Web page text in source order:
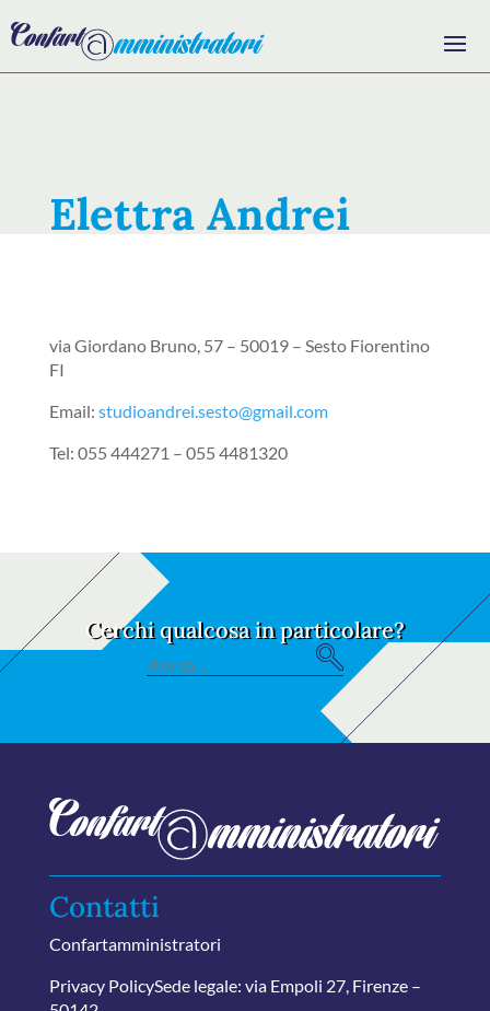
Elettra Andrei
via Giordano Bruno, 57 – 50019 – Sesto Fiorentino
FI
Email: studioandrei.sesto@gmail.com
Tel: 055 444271 – 055 4481320
Cerchi qualcosa in particolare?
Search
S
e
ch
Contatti
Confartamministratori
Privacy PolicySede legale: via Empoli 27, Firenze –